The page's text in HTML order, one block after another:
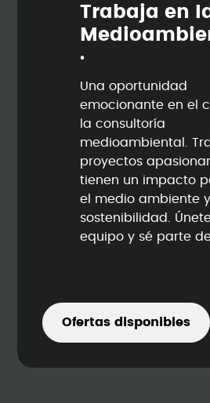
Trabaja en I
Medioambie
.
Una oportunidad
emocionante en el
la consultoría
medioambiental.
proyectos
tienen un impacto
el medio ambiente
sostenibilidad.
equipo y sé parte
Ofertas disponibles